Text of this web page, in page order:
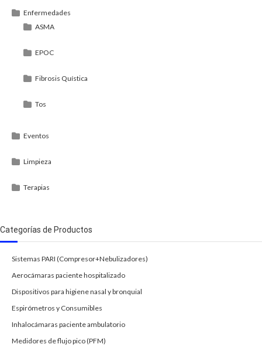
Enfermedades
ASMA
EPOC
Fibrosis Quística
Tos
Eventos
Limpieza
Terapias
Categorías de Productos
Sistemas PARI (Compresor+Nebulizadores)
Aerocámaras paciente hospitalizado
Dispositivos para higiene nasal y bronquial
Espirómetros y Consumibles
Inhalocámaras paciente ambulatorio
Medidores de flujo pico (PFM)